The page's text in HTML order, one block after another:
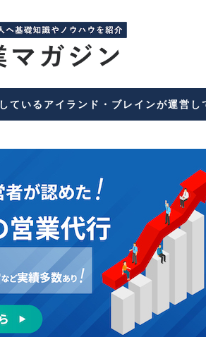
ているアイランド・ブレインが運営し